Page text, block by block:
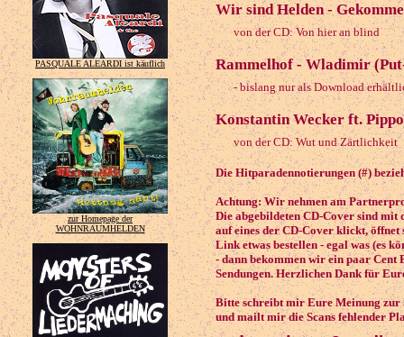
PASQUALE ALEARDI ist käuflich
zur Homepage der
WOHNRAUMHELDEN
Wir sind Helden -
von der CD: Von hier an blind
Rammelhof - Wladimir
- bislang nur als Download
Konstantin Wecker ft.
von der CD: Wut und Zärtlichkeit
Die Hitparadennotierungen (#)
Achtung: Wir nehmen am
Die abgebildeten CD-Cover sind mit
auf eines der CD-Cover klickt,
Link etwas bestellen - egal was (es
- dann bekommen wir ein paar Cent
Sendungen. Herzlichen Dank für
Bitte schreibt mir Eure Meinung zur
und mailt mir die Scans fehlender